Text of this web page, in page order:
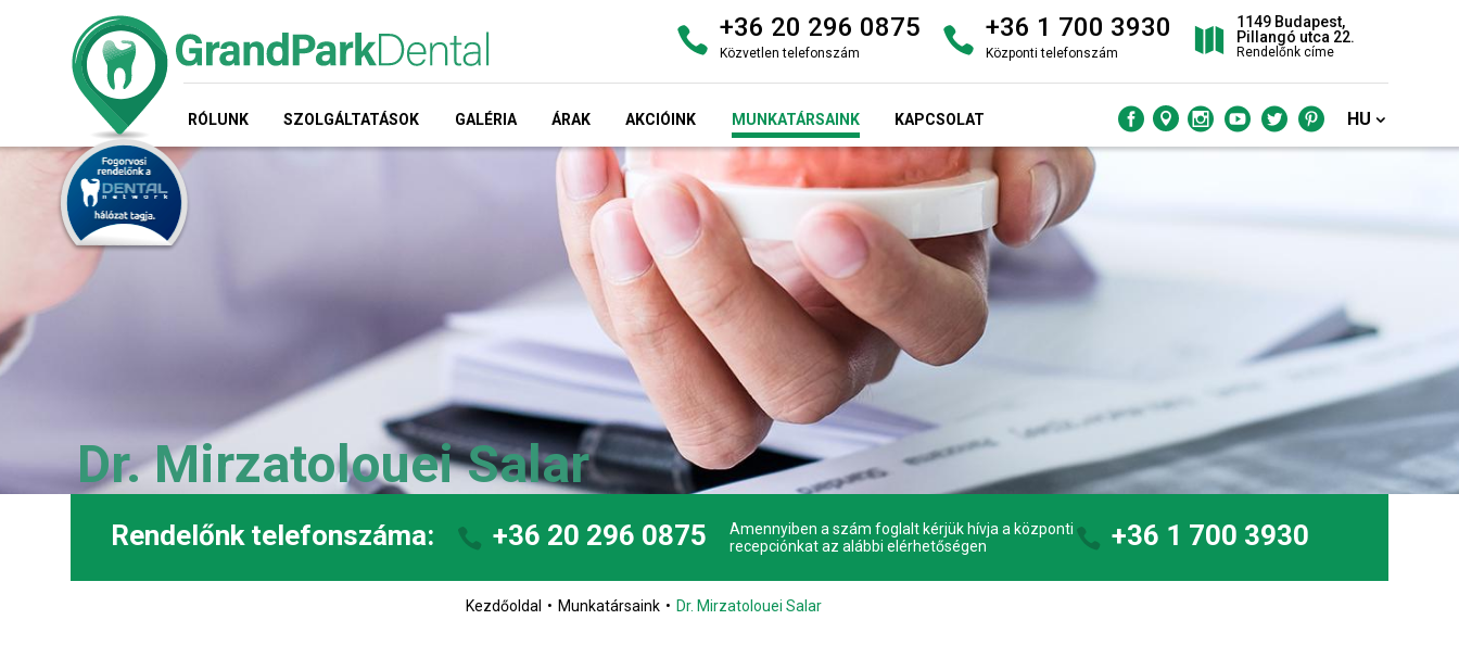
+36 20 296 0875
Közvetlen telefonszám
+36 1 700 3930
Központi telefonszám
1149 Budapest,
Pillangó utca 22.
Rendelőnk címe
RÓLUNK SZOLGÁLTATÁSOK GALÉRIA ÁRAK AKCIÓINK MUNKATÁRSAINK KAPCSOLAT HU
Dr. Mirzatolouei Salar
Rendelőnk telefonszáma: +36 20 296 0875
Amennyiben a szám foglalt kérjük hívja a központi
recepciónkat az alábbi elérhetőségen
+36 1 700 3930
Kezdőoldal Munkatársaink Dr. Mirzatolouei Salar